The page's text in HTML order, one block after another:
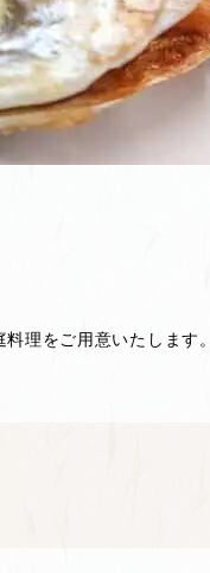
理をご用意いたします。